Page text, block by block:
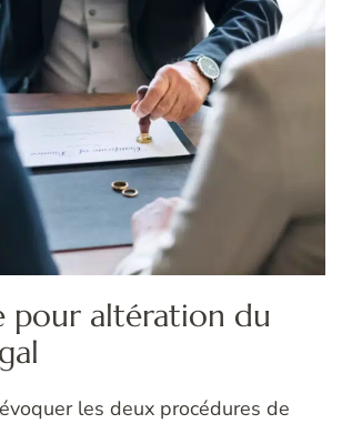
pour altération du
les deux procédures de